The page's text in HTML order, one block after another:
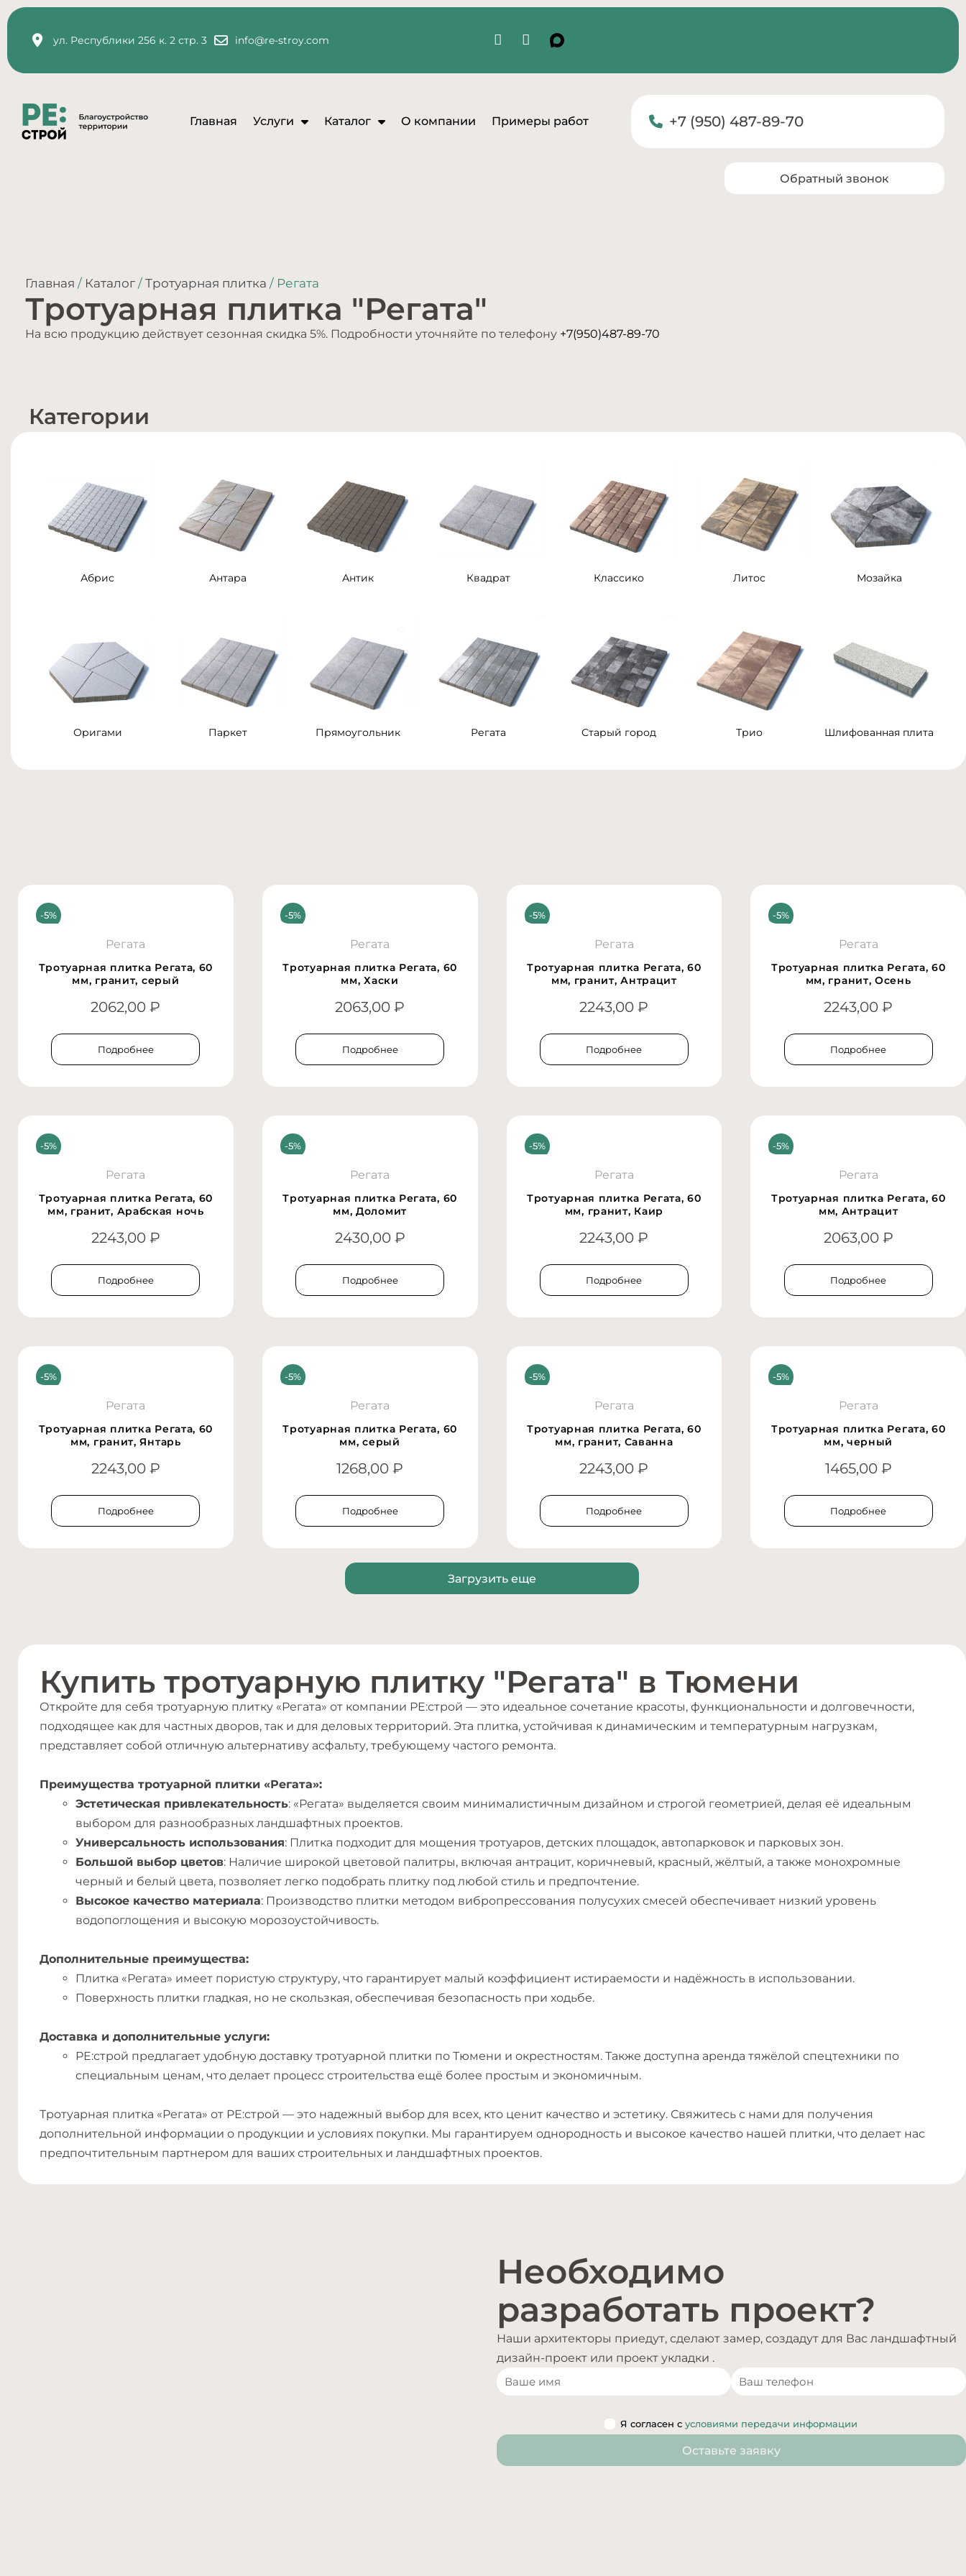
ул. Республики 256 к. 2 стр. 3 info@re-stroy.com
Главная Услуги Каталог О компании Примеры работ +7 (950) 487-89-70
Обратный звонок
Главная / Каталог / Тротуарная плитка / Регата
Тротуарная плитка "Регата"
На всю продукцию действует сезонная скидка 5%. Подробности уточняйте по телефону +7(950)487-89-70
Категории
Абрис Антара Антик Квадрат Классико Литос Мозайка
Оригами Паркет Прямоугольник Регата Старый город Трио Шлифованная плита
Регата
Тротуарная плитка Регата, 60
мм, гранит, серый
2062,00₽
Подробнее
Регата
Тротуарная плитка Регата, 60
мм, Хаски
2063,00₽
Подробнее
Регата
Тротуарная плитка Регата, 60
мм, гранит, Антрацит
2243,00₽
Подробнее
Регата
Тротуарная плитка Регата, 60
мм, гранит, Осень
2243,00₽
Подробнее
Регата
Тротуарная плитка Регата, 60
мм, гранит, Арабская ночь
2243,00 ₽
Подробнее
Регата
Тротуарная плитка Регата, 60
мм, Доломит
2430,00 ₽
Подробнее
Регата
Тротуарная плитка Регата, 60
мм, гранит, Каир
2243,00₽
Подробнее
Регата
Тротуарная плитка Регата, 60
мм, Антрацит
2063,00 ₽
Подробнее
Регата
Тротуарная плитка Регата, 60
мм, гранит, Янтарь
2243,00 ₽
Подробнее
Регата
Тротуарная плитка Регата, 60
мм, серый
1268,00₽
Подробнее
Регата
Тротуарная плитка Регата, 60
мм, гранит, Саванна
2243,00₽
Подробнее
Регата
Тротуарная плитка Регата, 60
мм, черный
1465,00 ₽
Подробнее
Загрузить еще
Купить тротуарную плитку "Регата" в Тюмени
Откройте для себя тротуарную плитку «Регата» от компании РЕ:строй — это идеальное сочетание красоты, функциональности и долговечности,
подходящее как для частных дворов, так и для деловых территорий. Эта плитка, устойчивая к динамическим и температурным нагрузкам,
представляет собой отличную альтернативу асфальту, требующему частого ремонта.
Преимущества тротуарной плитки «Регата»:
Эстетическая привлекательность: «Регата» выделяется своим минималистичным дизайном и строгой геометрией, делая её идеальным
выбором для разнообразных ландшафтных проектов.
Универсальность использования: Плитка подходит для мощения тротуаров, детских площадок, автопарковок и парковых зон.
Большой выбор цветов: Наличие широкой цветовой палитры, включая антрацит, коричневый, красный, жёлтый, а также монохромные
черный и белый цвета, позволяет легко подобрать плитку под любой стиль и предпочтение.
Высокое качество материала: Производство плитки методом вибропрессования полусухих смесей обеспечивает низкий уровень
водопоглощения и высокую морозоустойчивость.
Дополнительные преимущества:
Плитка «Регата» имеет пористую структуру, что гарантирует малый коэффициент истираемости и надёжность в использовании.
Поверхность плитки гладкая, но не скользкая, обеспечивая безопасность при ходьбе.
Доставка и дополнительные услуги:
РЕ:строй предлагает удобную доставку тротуарной плитки по Тюмени и окрестностям. Также доступна аренда тяжёлой спецтехники по
специальным ценам, что делает процесс строительства ещё более простым и экономичным.
Тротуарная плитка «Регата» от РЕ:строй — это надежный выбор для всех, кто ценит качество и эстетику. Свяжитесь с нами для получения
дополнительной информации о продукции и условиях покупки. Мы гарантируем однородность и высокое качество нашей плитки, что делает нас
предпочтительным партнером для ваших строительных и ландшафтных проектов.
Необходимо
разработать проект?
Наши архитекторы приедут, сделают замер, создадут для Вас ландшафтный
дизайн-проект или проект укладки .
Я согласен сусловиями передачи информации
Оставьте заявку